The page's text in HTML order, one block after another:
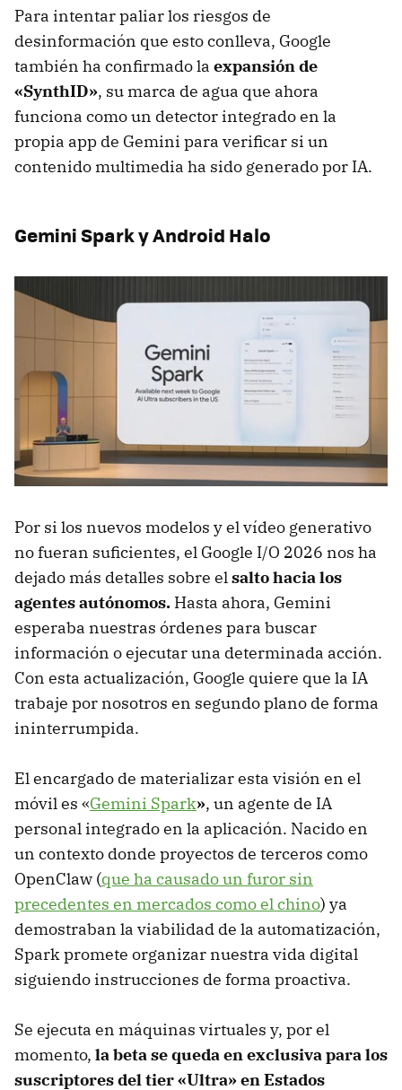
Para intentar paliar los riesgos de
desinformación que esto conlleva, Google
también ha confirmado la expansión de
«SynthID», su marca de agua que ahora
funciona como un detector integrado en la
propia app de Gemini para verificar si un
contenido multimedia ha sido generado por IA.
Gemini Spark y Android Halo
Por si los nuevos modelos y el vídeo generativo
no fueran suficientes, el Google I/O 2026 nos ha
dejado más detalles sobre el salto hacia los
agentes autónomos. Hasta ahora, Gemini
esperaba nuestras órdenes para buscar
información o ejecutar una determinada acción.
Con esta actualización, Google quiere que la IA
trabaje por nosotros en segundo plano de forma
ininterrumpida.
El encargado de materializar esta visión en el
móvil es «Gemini Spark», un agente de IA
personal integrado en la aplicación. Nacido en
un contexto donde proyectos de terceros como
OpenClaw (que ha causado un furor sin
precedentes en mercados como el chino) ya
demostraban la viabilidad de la automatización,
Spark promete organizar nuestra vida digital
siguiendo instrucciones de forma proactiva.
Se ejecuta en máquinas virtuales y, por el
momento, la beta se queda en exclusiva para los
suscriptores del tier «Ultra» en Estados